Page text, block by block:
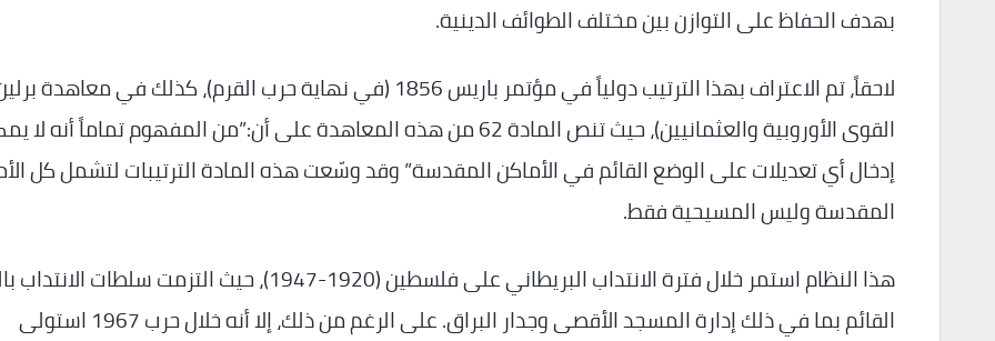
بهدف الحفاظ على التوازن بين مختلف الطوائف الدينية.
لاحقاً، تم الاعتراف بهذا الترتيب دولياً في مؤتمر باريس 1856 (في نهاية حرب القرم)، كذلك في
القوى الأوروبية والعثمانيين)، حيث تنص المادة 62 من هذه المعاهدة على أن:”من المفهوم تماماً أنه
إدخال أي تعديلات على الوضع القائم في الأماكن المقدسة” وقد وسّعت هذه المادة الترتيبات لتشمل كل
المقدسة وليس المسيحية فقط.
هذا النظام استمر خلال فترة الانتداب البريطاني على فلسطين (1920-1947)، حيث التزمت
القائم بما في ذلك إدارة المسجد الأقصى وجدار البراق. على الرغم من ذلك، إلا أنه خلال حرب 1967 استولى